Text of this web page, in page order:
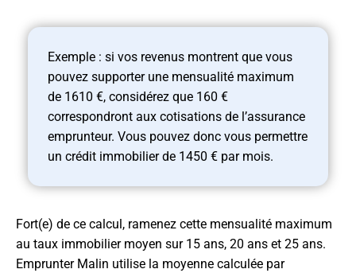
Exemple : si vos revenus montrent que vous
pouvez supporter une mensualité maximum
de 1610 €, considérez que 160 €
correspondront aux cotisations de l’assurance
emprunteur. Vous pouvez donc vous permettre
un crédit immobilier de 1450 € par mois.
Fort(e) de ce calcul, ramenez cette mensualité maximum
au taux immobilier moyen sur 15 ans, 20 ans et 25 ans.
Emprunter Malin utilise la moyenne calculée par